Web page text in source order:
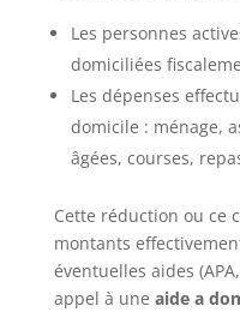
Les personnes
domiciliées
Les dépenses
domicile : ménage,
âgées, courses,
Cette réduction ou ce
montants
éventuelles aides
appel à une aide a